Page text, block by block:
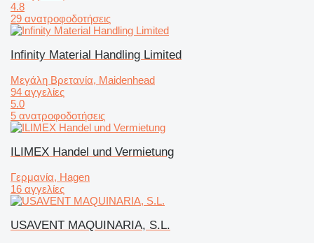
4.8
29 ανατροφοδοτήσεις
Infinity Material Handling Limited
Μεγάλη Βρετανία, Maidenhead
94 αγγελίες
5.0
5 ανατροφοδοτήσεις
ILIMEX Handel und Vermietung
Γερμανία, Hagen
16 αγγελίες
USAVENT MAQUINARIA, S.L.